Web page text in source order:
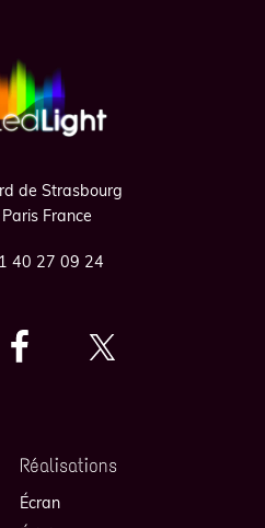
de Strasbourg
France
40 27 09 24
Réalisations
Écran